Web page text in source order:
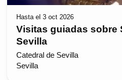
Hasta el 3 oct 2026
Visitas guiadas sobre
Sevilla
Catedral de Sevilla
Sevilla